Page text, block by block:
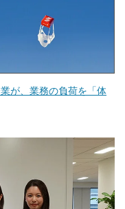
が、業務の負荷を「体